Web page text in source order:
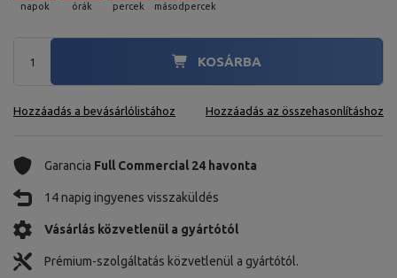
napok órák percek másodpercek
KOSÁRBA
Hozzáadás a bevásárlólistához Hozzáadás az összehasonlításhoz
Garancia Full Commercial 24 havonta
14 napig ingyenes visszaküldés
Vásárlás közvetlenül a gyártótól
Prémium-szolgáltatás közvetlenül a gyártótól.